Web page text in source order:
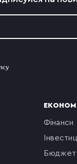
фінанси
бюджет